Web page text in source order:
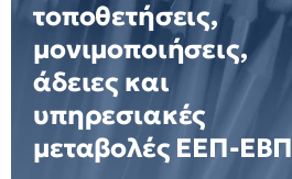
τοποθετήσεις,
μονιμοποιήσεις,
άδειες και
υπηρεσιακές
μεταβολές ΕΕΠ-ΕΒΠ